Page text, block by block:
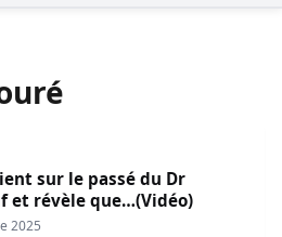
sur le passé du Dr
et révèle que…(Vidéo)
2025